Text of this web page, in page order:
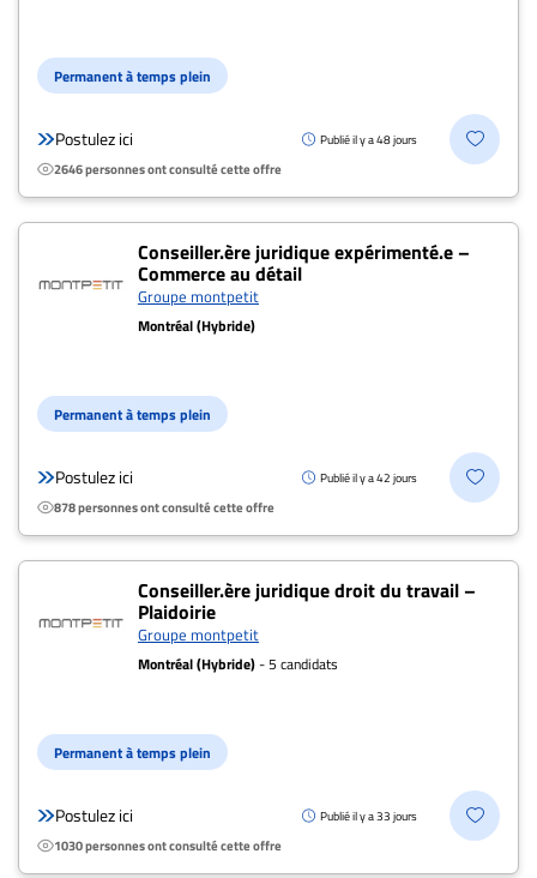
Permanent à temps plein
Postulez ici Publié il y a 48 jours
2646 personnes ont consulté cette offre
Conseiller.ère juridique expérimenté.e –
Commerce au détail
Groupe montpetit
Montréal (Hybride)
Permanent à temps plein
Postulez ici Publié il y a 42 jours
878 personnes ont consulté cette offre
Conseiller.ère juridique droit du travail –
Plaidoirie
Groupe montpetit
Montréal (Hybride)- 5 candidats
Permanent à temps plein
Postulez ici Publié il y a 33 jours
1030 personnes ont consulté cette offre